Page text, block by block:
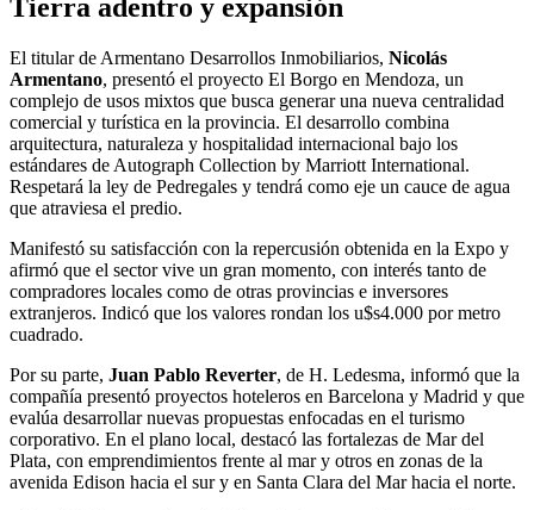
Tierra adentro y expansión
El titular de Armentano Desarrollos Inmobiliarios, Nicolás
Armentano, presentó el proyecto El Borgo en Mendoza, un
complejo de usos mixtos que busca generar una nueva centralidad
comercial y turística en la provincia. El desarrollo combina
arquitectura, naturaleza y hospitalidad internacional bajo los
estándares de Autograph Collection by Marriott International.
Respetará la ley de Pedregales y tendrá como eje un cauce de agua
que atraviesa el predio.
Manifestó su satisfacción con la repercusión obtenida en la Expo y
afirmó que el sector vive un gran momento, con interés tanto de
compradores locales como de otras provincias e inversores
extranjeros. Indicó que los valores rondan los u$s4.000 por metro
cuadrado.
Por su parte, Juan Pablo Reverter, de H. Ledesma, informó que la
compañía presentó proyectos hoteleros en Barcelona y Madrid y que
evalúa desarrollar nuevas propuestas enfocadas en el turismo
corporativo. En el plano local, destacó las fortalezas de Mar del
Plata, con emprendimientos frente al mar y otros en zonas de la
avenida Edison hacia el sur y en Santa Clara del Mar hacia el norte.